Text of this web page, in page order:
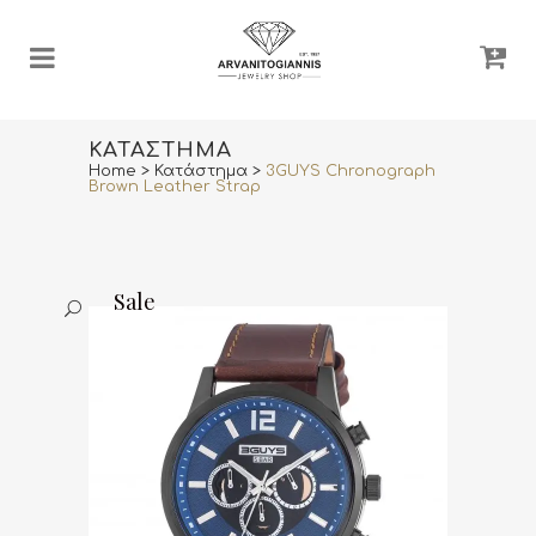
ΚΑΤΆΣΤΗΜΑ
Home > Κατάστημα > 3GUYS Chronograph
Brown Leather Strap
Sale